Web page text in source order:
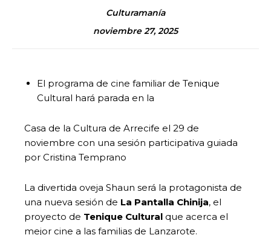
Culturamanía
noviembre 27, 2025
El programa de cine familiar de Tenique
Cultural hará parada en la
Casa de la Cultura de Arrecife el 29 de
noviembre con una sesión participativa guiada
por Cristina Temprano
La divertida oveja Shaun será la protagonista de
una nueva sesión de La Pantalla Chinija, el
proyecto de Tenique Cultural que acerca el
mejor cine a las familias de Lanzarote.